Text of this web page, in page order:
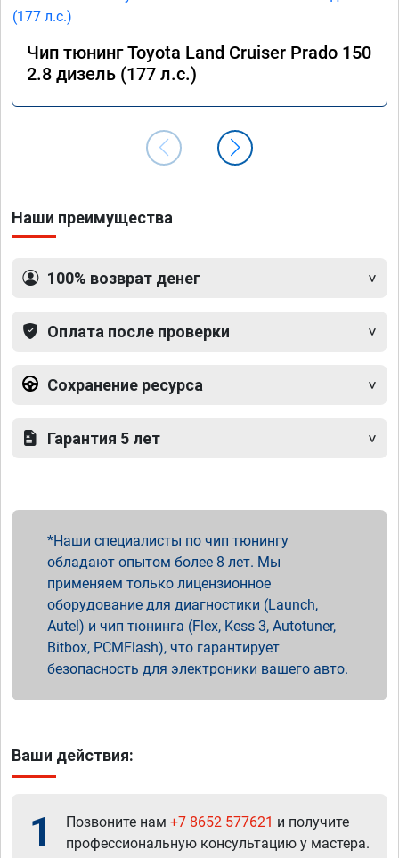
Чип тюнинг Toyota Land Cruiser Prado 150
2.8 дизель (177 л.с.)
Наши преимущества
100% возврат денег
Оплата после проверки
Сохранение ресурса
Гарантия 5 лет
Наши специалисты по чип тюнингу
обладают опытом более 8 лет. Мы
применяем только лицензионное
оборудование для диагностики (Launch,
Autel) и чип тюнинга (Flex, Kess 3, Autotuner,
Bitbox, PCMFlash), что гарантирует
безопасность для электроники вашего авто.
Ваши действия:
1 Позвоните нам +7 8652 577621 и получите
профессиональную консультацию у мастера.